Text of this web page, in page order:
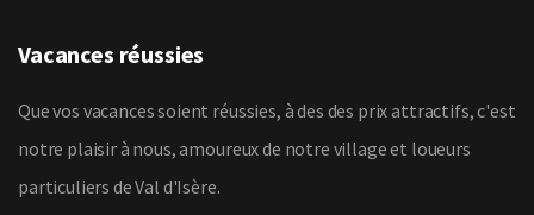
Vacances réussies
Que vos vacances soient réussies, à des des prix attractifs, c'est
notre plaisir à nous, amoureux de notre village et loueurs
particuliers de Val d'Isère.